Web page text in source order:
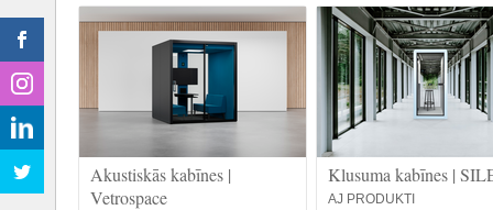
Akustiskās kabīnes |
Vetrospace
Klusuma kabīnes |
AJ PRODUKTI